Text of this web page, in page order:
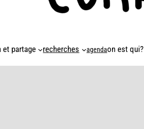
partage recherches agendaon est qui?